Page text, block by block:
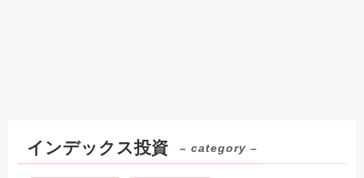
インデックス投資 – category –